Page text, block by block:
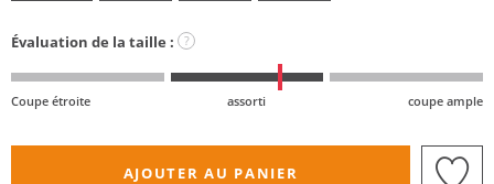
Évaluation de la taille : ?
Coupe étroite assorti coupe ample
AJOUTER AU PANIER